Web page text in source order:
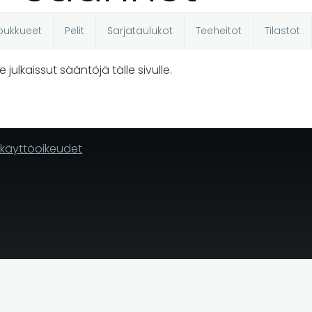
Pelit Sarjataulukot Teeheitot Tilastot
julkaissut sääntöjä tälle sivulle.